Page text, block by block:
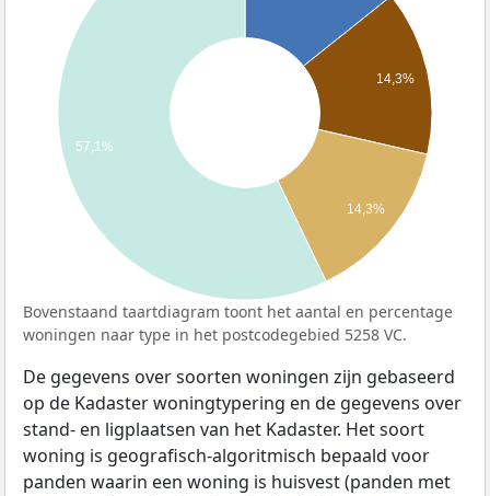
14,3%
14,3%
57,1%
Bovenstaand taartdiagram toont het aantal en percentage
woningen naar type in het postcodegebied 5258 VC.
De gegevens over soorten woningen zijn gebaseerd
op de Kadaster woningtypering en de gegevens over
stand- en ligplaatsen van het Kadaster. Het soort
woning is geografisch-algoritmisch bepaald voor
panden waarin een woning is huisvest (panden met